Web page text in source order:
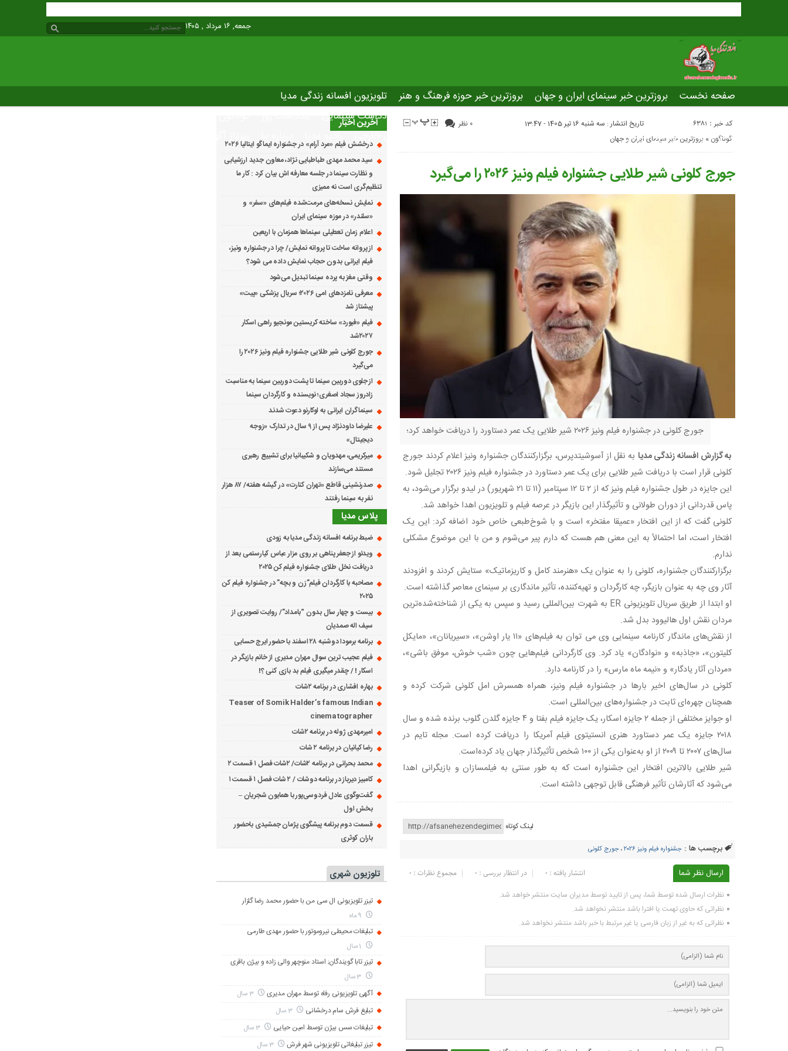
جمعه, ۱۶ مرداد , ۱۴۰۵
صفحه نخست بروزترین خبر سینمای ایران و جهان بروزترین خبر حوزه فرهنگ و هنر
تلویزیون افسانه زندگی مدیا
بروزترین خبر مراسم آکادمی افسانه زندگی
پلاس مدیا یادداشت سینمایی
عصر جدید
تلویزیون شهری The latest news of world cinema دانلود فیلم های خارجی رادیو مدیا درباره ما
کد خبر : 6381 تاریخ انتشار : سه شنبه 16 تیر 1405 - 13:47
۰ نظر
بروزترین خبر سینمای ایران و جهان « گوناگون
جورج کلونی شیر طلایی جشنواره فیلم ونیز ۲۰۲۶ را می‌گیرد
جورج کلونی در جشنواره فیلم ونیز ۲۰۲۶ شیر طلایی یک عمر دستاورد را دریافت خواهد کرد؛
به گزارش افسانه زندگی مدیا به نقل از آسوشیتدپرس، برگزارکنندگان جشنواره ونیز اعلام کردند جورج
کلونی قرار است با دریافت شیر طلایی برای یک عمر دستاورد در جشنواره فیلم ونیز ۲۰۲۶ تجلیل شود.
این جایزه در طول جشنواره فیلم ونیز که از ۲ تا ۱۲ سپتامبر (۱۱ تا ۲۱ شهریور) در لیدو برگزار می‌شود، به
پاس قدردانی از دوران طولانی و تأثیرگذار این بازیگر در عرصه فیلم و تلویزیون اهدا خواهد شد.
کلونی گفت که‌ از این افتخار «عمیقا مفتخر» است و با شوخ‌طبعی خاص خود اضافه کرد: این یک
افتخار است، اما احتمالاً به این معنی هم هست که دارم پیر می‌شوم و من با این موضوع مشکلی
ندارم.
برگزارکنندگان جشنواره، کلونی را به عنوان یک «هنرمند کامل و کاریزماتیک» ستایش کردند و افزودند
آثار وی چه به عنوان بازیگر، چه کارگردان و تهیه‌کننده، تأثیر ماندگاری بر سینمای معاصر گذاشته است.
او ابتدا از طریق سریال تلویزیونی ER به شهرت بین‌المللی رسید و سپس به یکی از شناخته‌شده‌ترین
مردان نقش اول هالیوود بدل شد.
از نقش‌های ماندگار کارنامه سینمایی وی می توان به فیلم‌های «۱۱ یار اوشن»، «سیریانان»، «مایکل
کلیتون»، «جاذبه» و «نوادگان» یاد کرد. وی کارگردانی فیلم‌هایی چون «شب خوش، موفق باشی»،
«مردان آثار یادگار» و «نیمه ماه مارس» را در کارنامه دارد.
کلونی در سال‌های اخیر بارها در جشنواره فیلم ونیز، همراه همسرش امل کلونی شرکت کرده و
همچنان چهره‌ای ثابت در جشنواره‌های بین‌المللی است.
او جوایز مختلفی از جمله ۲ جایزه اسکار، یک جایزه فیلم بفتا و ۴ جایزه گلدن گلوب برنده شده‌ و سال
۲۰۱۸ جایزه یک عمر دستاورد هنری انستیتوی فیلم آمریکا را دریافت کرده است. مجله تایم در
سال‌های ۲۰۰۷ تا ۲۰۰۹ از او به‌عنوان یکی از ۱۰۰ شخص تأثیرگذار جهان یاد کرده‌است.
شیر طلایی بالاترین افتخار این جشنواره است که به طور سنتی به فیلمسازان و بازیگرانی اهدا
می‌شود که آثارشان تأثیر فرهنگی قابل توجهی داشته است.
لینک کوتاه
برچسب ها : جشنواره فیلم ونیز ۲۰۲۶ ،جورج کلونی
ارسال نظر شما مجموع نظرات : 0 در انتظار بررسی : 0 انتشار یافته : ۰
نظرات ارسال شده توسط شما، پس از تایید توسط مدیران سایت منتشر خواهد شد.
نظراتی که حاوی تهمت یا افترا باشد منتشر نخواهد شد.
نظراتی که به غیر از زبان فارسی یا غیر مرتبط با خبر باشد منتشر نخواهد شد.
آخرین اخبار
درخشش فیلم «مرد آرام» در جشنواره ایماگو ایتالیا ۲۰۲۶
سید محمد مهدی طباطبایی نژاد، معاون جدید ارزشیابی
و نظارت سینما در جلسه معارفه اش بیان کرد : کار ما
تنظیم‌گری است نه ممیزی
نمایش نسخه‌های مرمت‌شده فیلم‌های «سفر» و
«سلندر» در موزه سینمای ایران
اعلام زمان تعطیلی سینماها همزمان با اربعین
از پروانه ساخت تا پروانه نمایش/ چرا در جشنواره ونیز،
فیلم ایرانی بدون حجاب نمایش داده می شود؟
وقتی مغز به پرده سینما تبدیل می‌شود
معرفی نامزدهای امی ۲۰۲۶؛ سریال پزشکی «پیت»
پیشتاز شد
فیلم «فیورد» ساخته کریستین مونجیو راهی اسکار
۲۰۲۷شد
جورج کلونی شیر طلایی جشنواره فیلم ونیز ۲۰۲۶ را
می‌گیرد
از جلوی دوربین سینما تا پشت دوربین سینما به مناسبت
زادروز سجاد اصغری؛ نویسنده و کارگردان سینما
سینماگران ایرانی به لوکارنو دعوت شدند
علیرضا داودنژاد پس از ۹ سال در تدارک «زوجه
دیجیتال»
میرکریمی، مهدویان و شکیبانیا برای تشییع رهبری
مستند می‌سازند
صدرنشینی قاطع «تهران کنارت» در گیشه هفته/ ۸۷ هزار
نفر به سینما رفتند
پلاس مدیا
ضبط برنامه افسانه زندگی مدیا به زودی
ویدئو از جعفر پناهی بر روی مزار عباس کیارستمی بعد از
دریافت نخل طلای جشنواره فیلم کن ۲۰۲۵
مصاحبه با کارگردان فیلم”زن و بچه” در جشنواره فیلم کن
۲۰۲۵
بیست و چهار سال بدون “بامداد”/ روایت تصویری از
سیف اله صمدیان
برنامه برمودا دوشنبه ۲۸ اسفند با حضور ایرج حسابی
فیلم عجیب ترین سوال مهران مدیری از خانم بازیگر در
اسکار ! / چقدر میگیری فیلم بد بازی کنی ؟!
بهاره افشاری در برنامه ۲شات
Teaser of Somik Halder’s famous Indian
cinematographer
امیرمهدی ژوله در برنامه ۲شات
رضا کیانیان در برنامه ۲ شات
محمد بحرانی در برنامه ۲شات/ ۲شات فصل ۱ قسمت ۲
کامبیز دیرباز در برنامه دوشات / ۲ شات فصل ۱ قسمت ۱
گفت‌وگوی عادل فردوسی‌پور با همایون شجریان –
بخش اول
قسمت دوم برنامه پیشگوی پژمان جمشیدی باحضور
باران کوثری
تلوزیون شهری
تیزر تلویزیونی ال سی من با حضور محمد رضا گلزار
تبلیغات محیطی نیروموتور با حضور مهدی طارمی
تیزر تابا گویندگان; استاد منوچهر والی زاده و بیژن باقری
آگهی تلویزیونی رفاه توسط مهران مدیری 3 سال
تبلیغ فرش سام درخشانی 3 سال
تبلیغات سس بیژن توسط امین حیایی 3 سال
تیزر تبلیغاتی تلویزیونی شهر فرش 3 سال